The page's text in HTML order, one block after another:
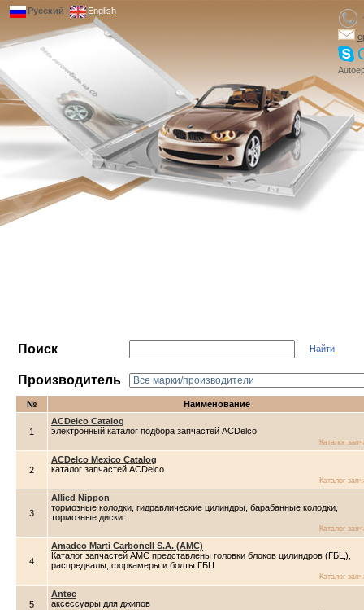
Русский | English
Поиск Найти
Производитель
№ Наименование
1
ACDelco Catalog
электронный каталог подбора запчастей ACDelco
Каталог
2
ACDelco Mexico Catalog
каталог запчастей ACDelco
Каталог
3
Allied Nippon
тормозные колодки, гидравлические цилиндры, барабанные колодки,
тормозные диски.
Каталог
4
Amadeo Marti Carbonell S.A. (AMC)
Каталог запчастей AMC представлены головки блоков цилиндров (ГБЦ),
распредвалы, форкамеры и болты ГБЦ
Каталог
5
Antec
аксессуары для джипов